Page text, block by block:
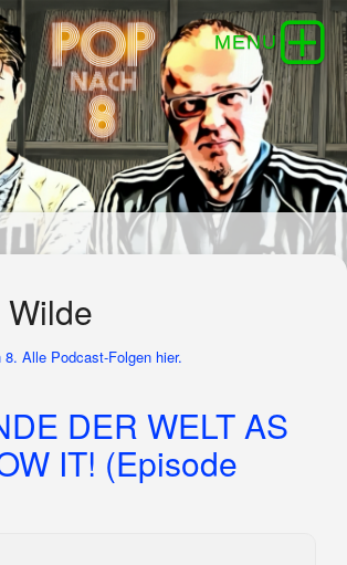
Wilde
8. Alle Podcast-Folgen hier.
DER WELT AS
IT! (Episode